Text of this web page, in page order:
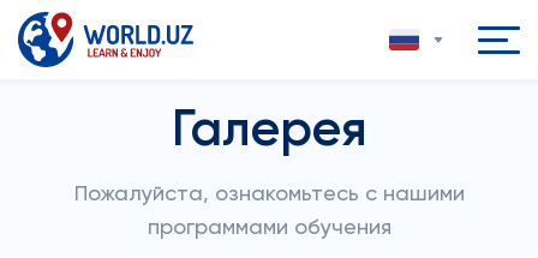
Галерея
Пожалуйста, ознакомьтесь с нашими
программами обучения